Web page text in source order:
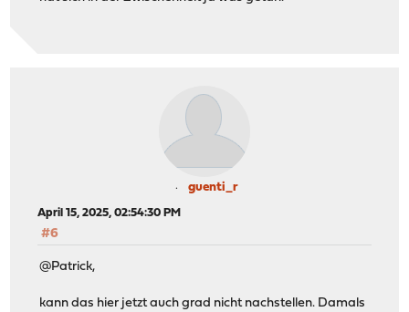
guenti_r
April 15, 2025, 02:54:30 PM
#6
@Patrick,
kann das hier jetzt auch grad nicht nachstellen. Damals